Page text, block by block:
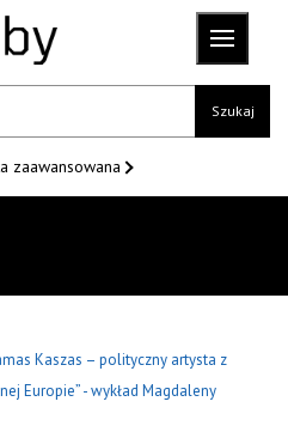
Szukaj
zaawansowana
Kaszas – polityczny artysta z
Europie” - wykład Magdaleny